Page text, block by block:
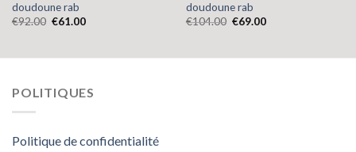
doudoune rab
€92.00 €61.00
doudoune rab
€104.00 €69.00
POLITIQUES
Politique de confidentialité